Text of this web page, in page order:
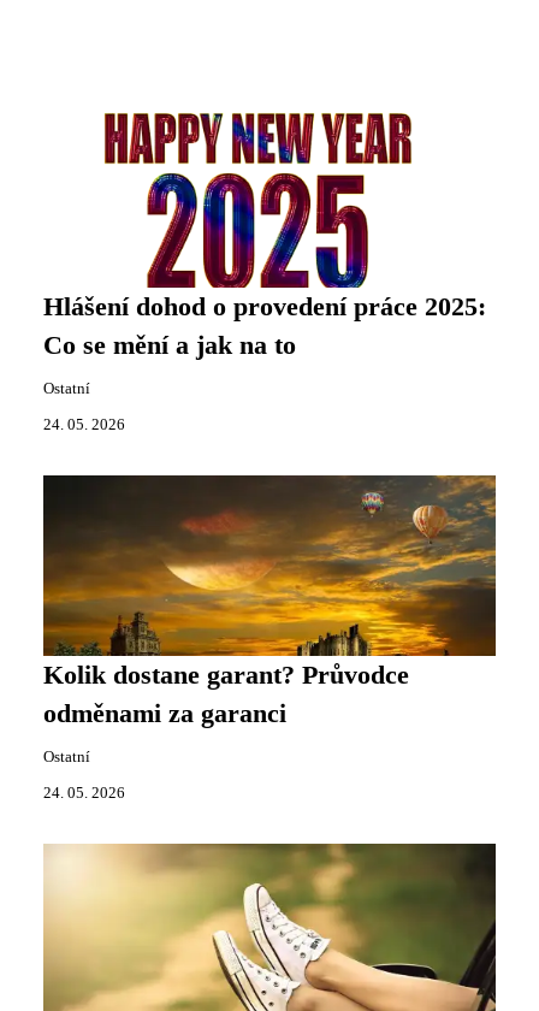
Hlášení dohod o provedení práce 2025:
Co se mění a jak na to
Ostatní
24. 05. 2026
Kolik dostane garant? Průvodce
odměnami za garanci
Ostatní
24. 05. 2026